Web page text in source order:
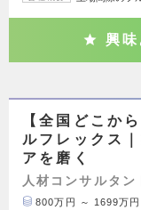
興味
【全国どこか
ルフレックス
アを磨く
人材コンサルタ
800万円 ～ 1699万円